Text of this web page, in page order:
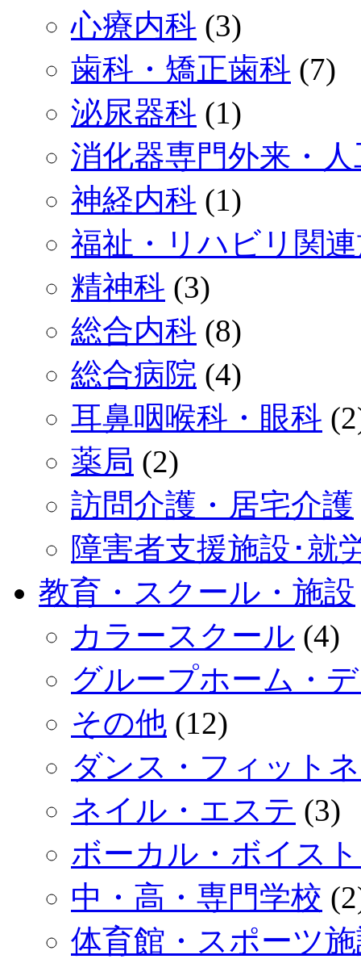
心療内科 (3)
歯科・矯正歯科 (7)
泌尿器科 (1)
消化器専門外来・
神経内科 (1)
福祉・リハビリ関
精神科 (3)
総合内科 (8)
総合病院 (4)
耳鼻咽喉科・眼科
薬局 (2)
訪問介護・居宅介護
障害者支援施設･就
教育・スクール・施設
カラースクール (4)
グループホーム・
その他 (12)
ダンス・フィット
ネイル・エステ (3)
ボーカル・ボイス
中・高・専門学校
体育館・スポーツ